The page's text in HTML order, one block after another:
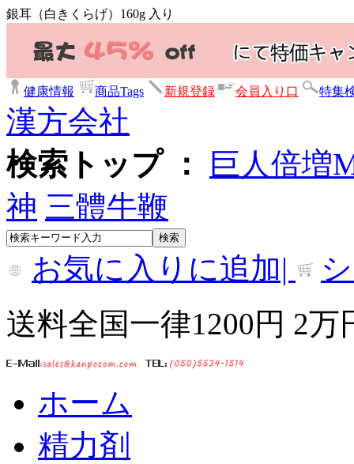
銀耳（白きくらげ）160g 入り
健康情報 商品Tags 新規登録 会員入り口 特集
漢方会社
検索トップ ：
巨人倍増
神 三體牛鞭
お気に入りに追加|
送料全国一律1200円 2
ホーム
精力剤